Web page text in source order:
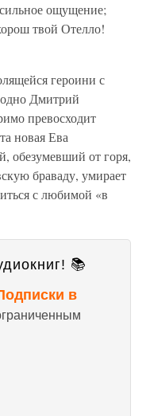
ощущение;
твой Отелло!
героини с
Дмитрий
превосходит
новая Ева
обезумевший от горя,
браваду, умирает
с любимой «в
📚
в